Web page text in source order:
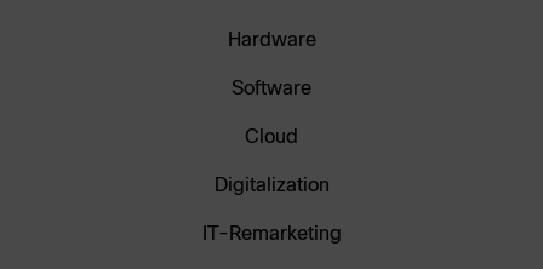
Hardware
Software
Cloud
Digitalization
IT-Remarketing